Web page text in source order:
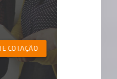
COTAÇÃO